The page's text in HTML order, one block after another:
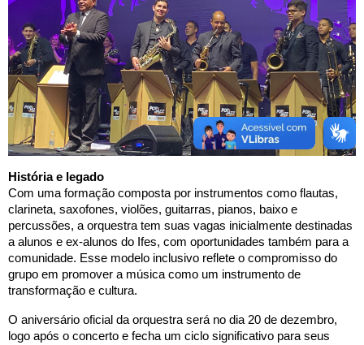
História e legado
Com uma formação composta por instrumentos como flautas,
clarineta, saxofones, violões, guitarras, pianos, baixo e
percussões, a orquestra tem suas vagas inicialmente destinadas
a alunos e ex-alunos do Ifes, com oportunidades também para a
comunidade. Esse modelo inclusivo reflete o compromisso do
grupo em promover a música como um instrumento de
transformação e cultura.
O aniversário oficial da orquestra será no dia 20 de dezembro,
logo após o concerto e fecha um ciclo significativo para seus